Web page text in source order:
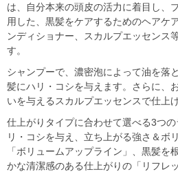
は、自分本来の頭皮の活力に着目し、
用した、黒髪をケアするためのヘアケ
ンディショナー、スカルプエッセンス
す。
シャンプーで、濃密泡によって油を落
髪にハリ・コシを与えます。さらに、
いを与えるスカルプエッセンスで仕上
仕上がりタイプに合わせて選べる3つ
リ・コシを与え、立ち上がる強さ＆ボ
「ボリュームアップライン」、黒髪を
かな清潔感のある仕上がりの「リフレ